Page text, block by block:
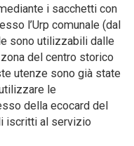
i sacchetti con
l’Urp comunale (dal
sono utilizzabili dalle
del centro storico
utenze sono già state
le
della ecocard del
iscritti al servizio